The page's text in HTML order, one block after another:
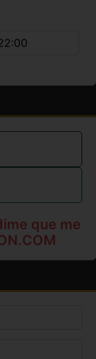
que me